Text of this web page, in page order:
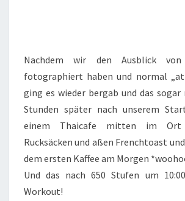
Nachdem wir den Ausblick
fotographiert haben und normal
ging es wieder bergab und das sogar
Stunden später nach unserem
einem Thaicafe mitten im
Rucksäcken und aßen Frenchtoast
dem ersten Kaffee am Morgen
Und das nach 650 Stufen um
Workout!